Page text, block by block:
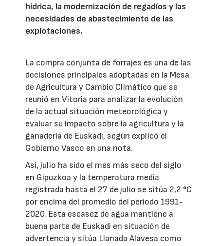
hídrica, la modernización de regadíos y las
necesidades de abastecimiento de las
explotaciones.
La compra conjunta de forrajes es una de las
decisiones principales adoptadas en la Mesa
de Agricultura y Cambio Climático que se
reunió en Vitoria para analizar la evolución
de la actual situación meteorológica y
evaluar su impacto sobre la agricultura y la
ganadería de Euskadi, según explicó el
Gobierno Vasco en una nota.
Así, julio ha sido el mes más seco del siglo
en Gipuzkoa y la temperatura media
registrada hasta el 27 de julio se sitúa 2,2 °C
por encima del promedio del periodo 1991-
2020. Esta escasez de agua mantiene a
buena parte de Euskadi en situación de
advertencia y sitúa Llanada Alavesa como